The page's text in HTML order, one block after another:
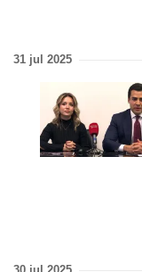
31 jul 2025